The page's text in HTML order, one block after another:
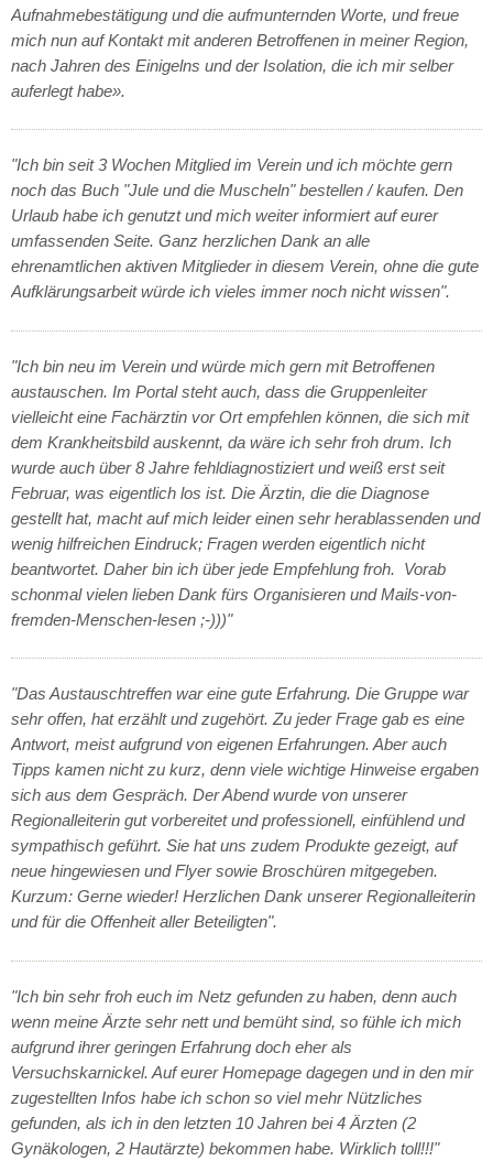
Aufnahmebestätigung und die aufmunternden Worte, und freue
mich nun auf Kontakt mit anderen Betroffenen in meiner Region,
nach Jahren des Einigelns und der Isolation, die ich mir selber
auferlegt habe».
"Ich bin seit 3 Wochen Mitglied im Verein und ich möchte gern
noch das Buch "Jule und die Muscheln" bestellen / kaufen. Den
Urlaub habe ich genutzt und mich weiter informiert auf eurer
umfassenden Seite. Ganz herzlichen Dank an alle
ehrenamtlichen aktiven Mitglieder in diesem Verein, ohne die gute
Aufklärungsarbeit würde ich vieles immer noch nicht wissen".
"Ich bin neu im Verein und würde mich gern mit Betroffenen
austauschen. Im Portal steht auch, dass die Gruppenleiter
vielleicht eine Fachärztin vor Ort empfehlen können, die sich mit
dem Krankheitsbild auskennt, da wäre ich sehr froh drum. Ich
wurde auch über 8 Jahre fehldiagnostiziert und weiß erst seit
Februar, was eigentlich los ist. Die Ärztin, die die Diagnose
gestellt hat, macht auf mich leider einen sehr herablassenden und
wenig hilfreichen Eindruck; Fragen werden eigentlich nicht
beantwortet. Daher bin ich über jede Empfehlung froh. Vorab
schonmal vielen lieben Dank fürs Organisieren und Mails-von-
fremden-Menschen-lesen ;-)))"
"Das Austauschtreffen war eine gute Erfahrung. Die Gruppe war
sehr offen, hat erzählt und zugehört. Zu jeder Frage gab es eine
Antwort, meist aufgrund von eigenen Erfahrungen. Aber auch
Tipps kamen nicht zu kurz, denn viele wichtige Hinweise ergaben
sich aus dem Gespräch. Der Abend wurde von unserer
Regionalleiterin gut vorbereitet und professionell, einfühlend und
sympathisch geführt. Sie hat uns zudem Produkte gezeigt, auf
neue hingewiesen und Flyer sowie Broschüren mitgegeben.
Kurzum: Gerne wieder! Herzlichen Dank unserer Regionalleiterin
und für die Offenheit aller Beteiligten".
"Ich bin sehr froh euch im Netz gefunden zu haben, denn auch
wenn meine Ärzte sehr nett und bemüht sind, so fühle ich mich
aufgrund ihrer geringen Erfahrung doch eher als
Versuchskarnickel. Auf eurer Homepage dagegen und in den mir
zugestellten Infos habe ich schon so viel mehr Nützliches
gefunden, als ich in den letzten 10 Jahren bei 4 Ärzten (2
Gynäkologen, 2 Hautärzte) bekommen habe. Wirklich toll!!!"